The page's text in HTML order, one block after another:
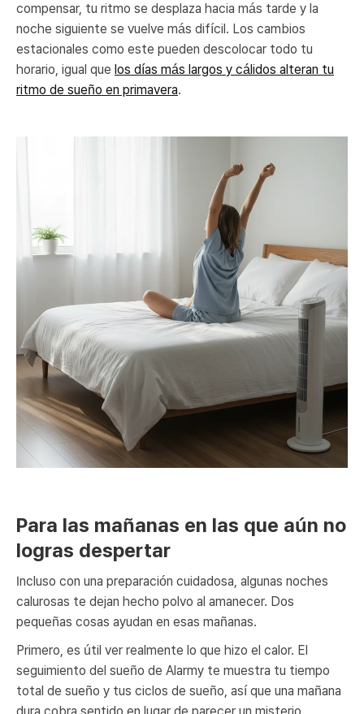
compensar, tu ritmo se desplaza hacia más tarde y la
noche siguiente se vuelve más difícil. Los cambios
estacionales como este pueden descolocar todo tu
horario, igual que los días más largos y cálidos alteran tu
ritmo de sueño en primavera.
Para las mañanas en las que aún no
logras despertar
Incluso con una preparación cuidadosa, algunas noches
calurosas te dejan hecho polvo al amanecer. Dos
pequeñas cosas ayudan en esas mañanas.
Primero, es útil ver realmente lo que hizo el calor. El
seguimiento del sueño de Alarmy te muestra tu tiempo
total de sueño y tus ciclos de sueño, así que una mañana